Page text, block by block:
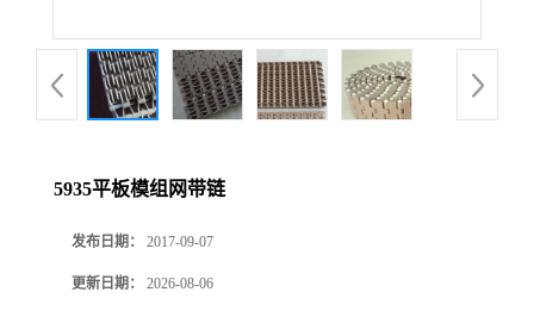
5935平板模组网带链
发布日期： 2017-09-07
更新日期： 2026-08-06